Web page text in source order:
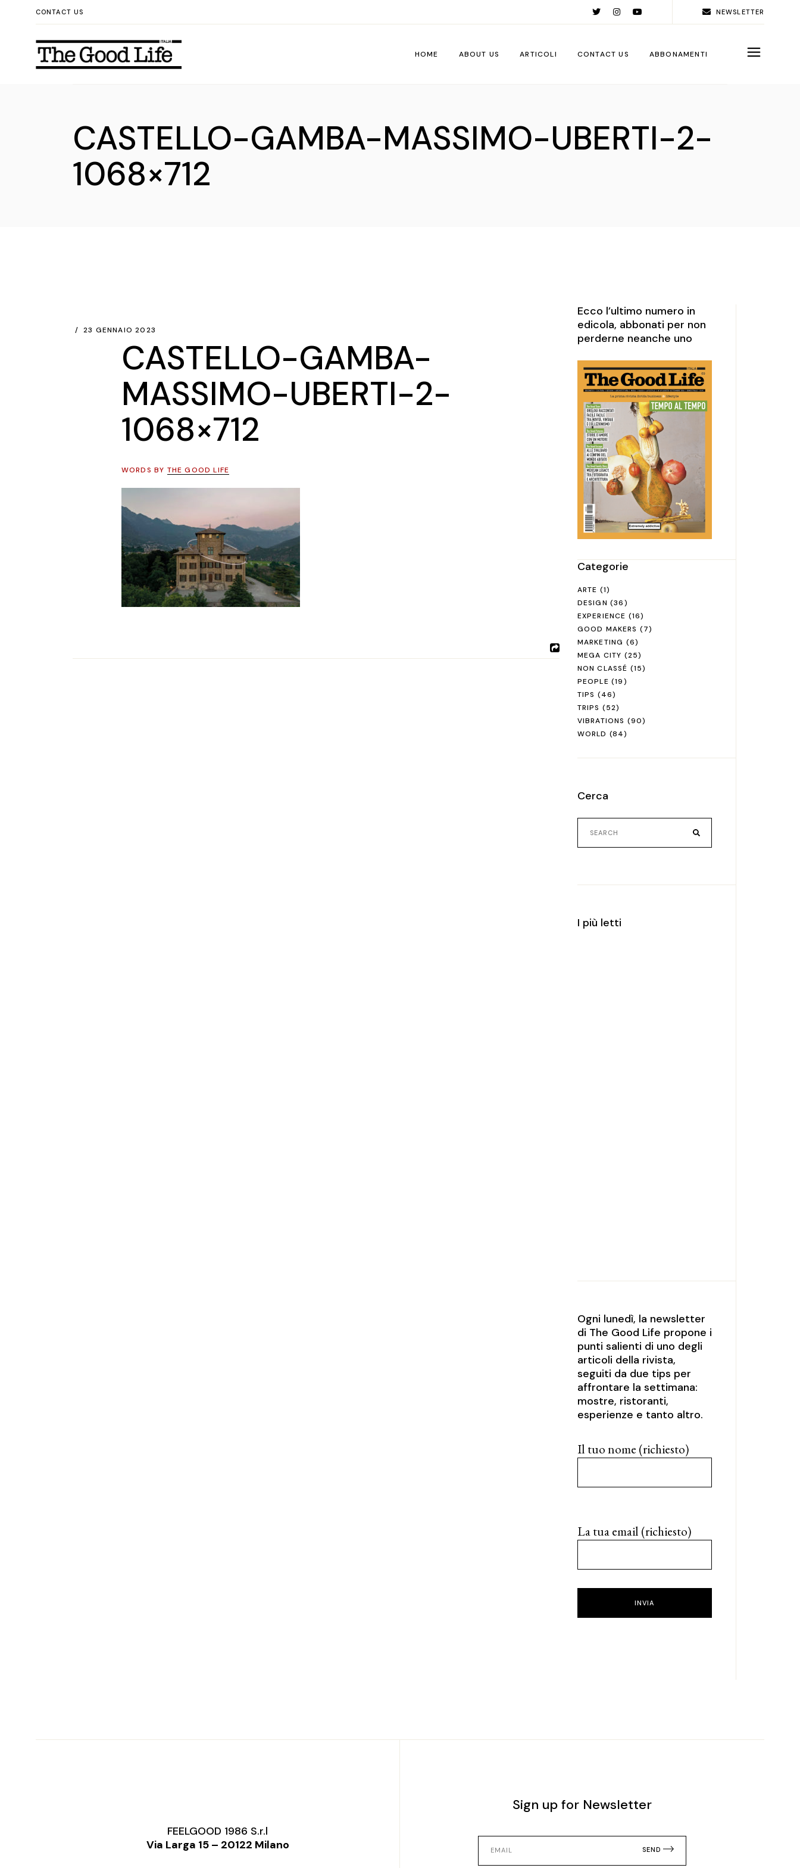
content
CONTACT US NEWSLETTER
HOME ABOUT US ARTICOLI
People
CONTACT US ABBONAMENTI
CASTELLO-GAMBA-MASSIMO-UBERTI-2-
1068×712
23 GENNAIO 2023
CASTELLO-GAMBA-
MASSIMO-UBERTI-2-
1068×712
WORDS BY THE GOOD LIFE
Ecco l’ultimo numero in
edicola, abbonati per non
perderne neanche uno
Categorie
ARTE (1)
DESIGN (36)
EXPERIENCE (16)
GOOD MAKERS (7)
MARKETING (6)
MEGA CITY (25)
NON CLASSÉ (15)
PEOPLE (19)
TIPS (46)
TRIPS (52)
VIBRATIONS (90)
WORLD (84)
Cerca
Search
for:
I più letti
Ogni lunedì, la newsletter
di The Good Life propone i
punti salienti di uno degli
articoli della rivista,
seguiti da due tips per
affrontare la settimana:
mostre, ristoranti,
esperienze e tanto altro.
Il tuo nome (richiesto)
La tua email (richiesto)
INVIA
FEELGOOD 1986 S.r.l
Via Larga 15 – 20122 Milano
Sign up for Newsletter
SEND